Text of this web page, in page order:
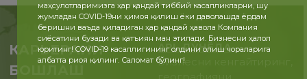
КАРЬЕРАНИ
БОШЛАШ
APL ДУНЁДА
Бизнесни кенгайтиринг,
маҳсулотларимизга ҳар қандай тиббий касалликларни, шу
жумладан COVID-19ни ҳимоя қилиш ёки даволашда ёрдам
беришни ваъда қиладиган ҳар қандай ҳавола Компания
сиёсатини бузади ва қатъиян ман этилади. Бизнесни ҳалол
юритинг! COVID-19 касаллигининг олдини олиш чораларига
албатта риоя қилинг. Саломат бўлинг!